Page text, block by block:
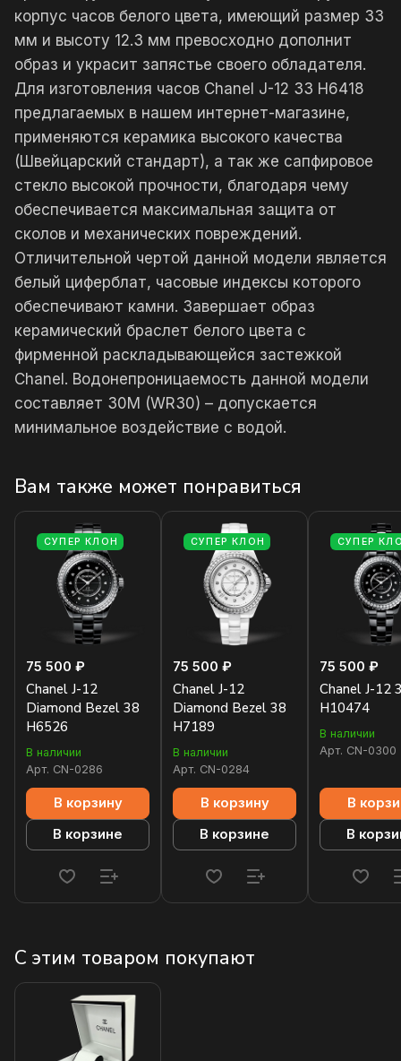
корпус часов белого цвета, имеющий размер 33
мм и высоту 12.3 мм превосходно дополнит
образ и украсит запястье своего обладателя.
Для изготовления часов Chanel J-12 33 H6418
предлагаемых в нашем интернет-магазине,
применяются керамика высокого качества
(Швейцарский стандарт), а так же сапфировое
стекло высокой прочности, благодаря чему
обеспечивается максимальная защита от
сколов и механических повреждений.
Отличительной чертой данной модели является
белый циферблат, часовые индексы которого
обеспечивают камни. Завершает образ
керамический браслет белого цвета с
фирменной раскладывающейся застежкой
Chanel. Водонепроницаемость данной модели
составляет 30М (WR30) – допускается
минимальное воздействие с водой.
Вам также может понравиться
СУПЕР КЛОН
75 500 ₽
Chanel J-12
Diamond Bezel 38
H6526
В наличии
Арт. CN-0286
В корзину
В корзине
СУПЕР КЛОН
75 500 ₽
Chanel J-12
Diamond Bezel 38
H7189
В наличии
Арт. CN-0284
В корзину
В корзине
СУПЕР
75 500 ₽
Chanel J-12
H10474
В наличии
Арт. CN-0300
В
В
С этим товаром покупают